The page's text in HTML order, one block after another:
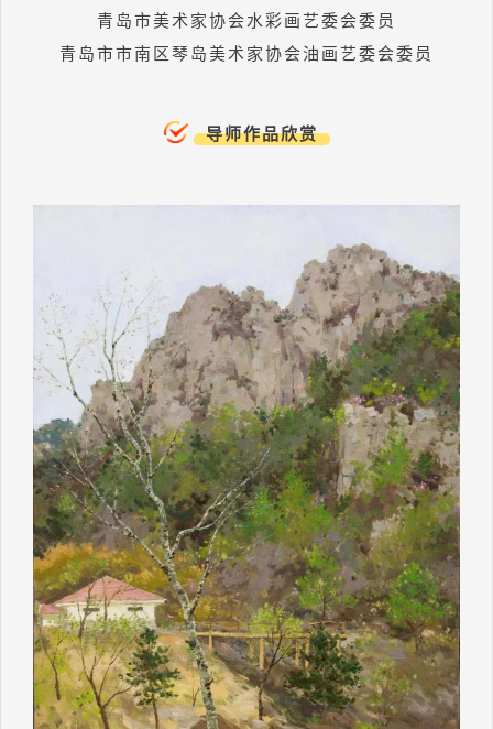
青岛市美术家协会水彩画艺委会委员
青岛市市南区琴岛美术家协会油画艺委会委员
导师作品欣赏